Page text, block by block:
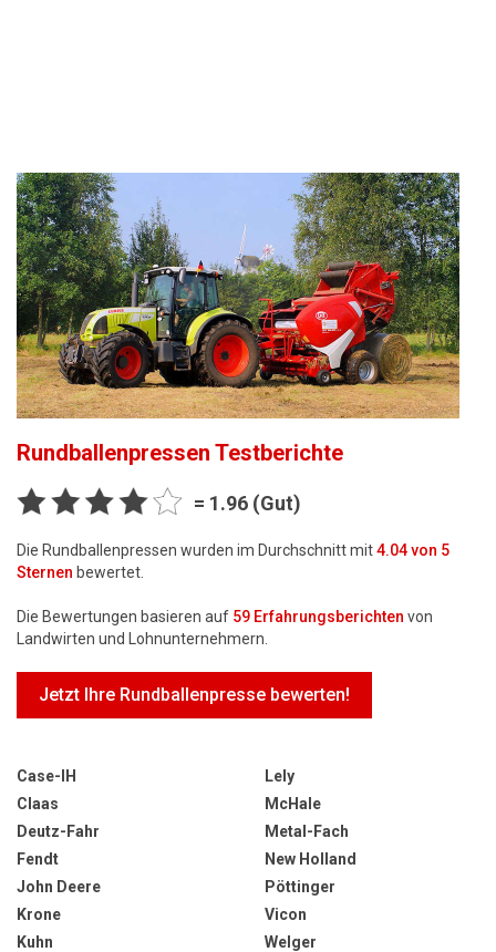
Rundballenpressen Testberichte
= 1.96 (Gut)
Die Rundballenpressen wurden im Durchschnitt mit4.04von 5
Sternen bewertet.
Die Bewertungen basieren auf 59 Erfahrungsberichten von
Landwirten und Lohnunternehmern.
Jetzt Ihre Rundballenpresse bewerten!
Case-IH
Claas
Deutz-Fahr
Fendt
John Deere
Krone
Kuhn
Lely
McHale
Metal-Fach
New Holland
Pöttinger
Vicon
Welger